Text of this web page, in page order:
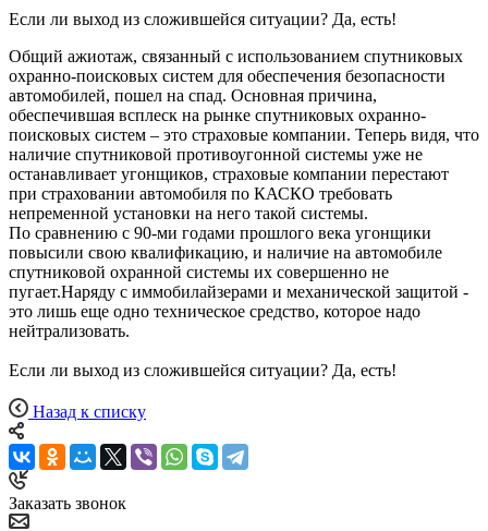
Если ли выход из сложившейся ситуации? Да, есть!
Общий ажиотаж, связанный с использованием спутниковых
охранно-поисковых систем для обеспечения безопасности
автомобилей, пошел на спад. Основная причина,
обеспечившая всплеск на рынке спутниковых охранно-
поисковых систем – это страховые компании. Теперь видя, что
наличие спутниковой противоугонной системы уже не
останавливает угонщиков, страховые компании перестают
при страховании автомобиля по КАСКО требовать
непременной установки на него такой системы.
По сравнению с 90-ми годами прошлого века угонщики
повысили свою квалификацию, и наличие на автомобиле
спутниковой охранной системы их совершенно не
пугает.Наряду с иммобилайзерами и механической защитой -
это лишь еще одно техническое средство, которое надо
нейтрализовать.
Если ли выход из сложившейся ситуации? Да, есть!
Назад к списку
Заказать звонок